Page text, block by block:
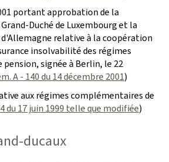
portant approbation de la
Duché de Luxembourg et la
relative à la coopération
insolvabilité des régimes
signée à Berlin, le 22
A - 140 du 14 décembre 2001)
aux régimes complémentaires de
du 17 juin 1999 telle que modifiée)
ducaux